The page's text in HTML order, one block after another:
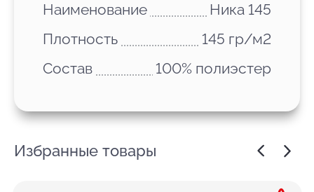
Наименование
Ника 145
Плотность
145 гр/м2
Состав
100% полиэстер
Избранные товары